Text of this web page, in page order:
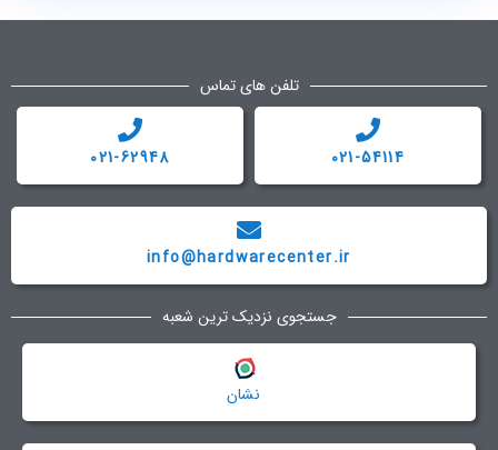
تلفن های تماس
021-54114
021-62948
info@hardwarecenter.ir
جستجوی نزدیک ترین شعبه
نشان